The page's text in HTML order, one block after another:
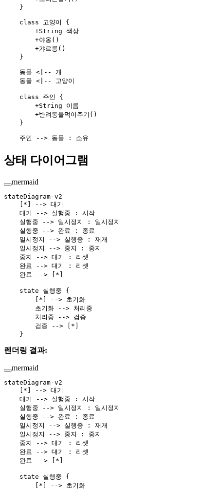
    }
    class 고양이 {
        +String 색상
        +야옹()
        +갸르릉()
    }
    동물 <|-- 개
    동물 <|-- 고양이
    class 주인 {
        +String 이름
        +반려동물먹이주기()
    }
    주인 --> 동물 : 소유
상태 다이어그램
mermaid
stateDiagram-v2
    [*] --> 대기
    대기 --> 실행중 : 시작
    실행중 --> 일시정지 : 일시정지
    실행중 --> 완료 : 종료
    일시정지 --> 실행중 : 재개
    일시정지 --> 중지 : 중지
    중지 --> 대기 : 리셋
    완료 --> 대기 : 리셋
    완료 --> [*]
    state 실행중 {
        [*] --> 초기화
        초기화 --> 처리중
        처리중 --> 검증
        검증 --> [*]
    }
렌더링 결과:
mermaid
stateDiagram-v2
    [*] --> 대기
    대기 --> 실행중 : 시작
    실행중 --> 일시정지 : 일시정지
    실행중 --> 완료 : 종료
    일시정지 --> 실행중 : 재개
    일시정지 --> 중지 : 중지
    중지 --> 대기 : 리셋
    완료 --> 대기 : 리셋
    완료 --> [*]
    state 실행중 {
        [*] --> 초기화